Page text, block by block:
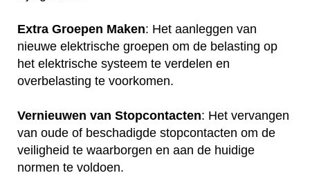
Extra Groepen Maken: Het aanleggen van
nieuwe elektrische groepen om de belasting op
het elektrische systeem te verdelen en
overbelasting te voorkomen.
Vernieuwen van Stopcontacten: Het vervangen
van oude of beschadigde stopcontacten om de
veiligheid te waarborgen en aan de huidige
normen te voldoen.